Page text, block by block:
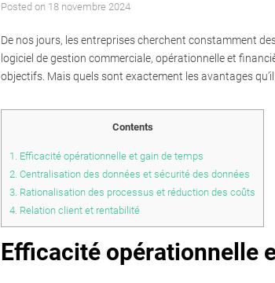
Posted on 18 novembre 2024
De nos jours, les entreprises cherchent constamment
logiciel de gestion commerciale, opérationnelle et
objectifs. Mais quels sont exactement les avantages
Contents
1. Efficacité opérationnelle et gain de temps
2. Centralisation des données et sécurité des données
3. Rationalisation des processus et réduction des coûts
4. Relation client et rentabilité
Efficacité opérationnelle